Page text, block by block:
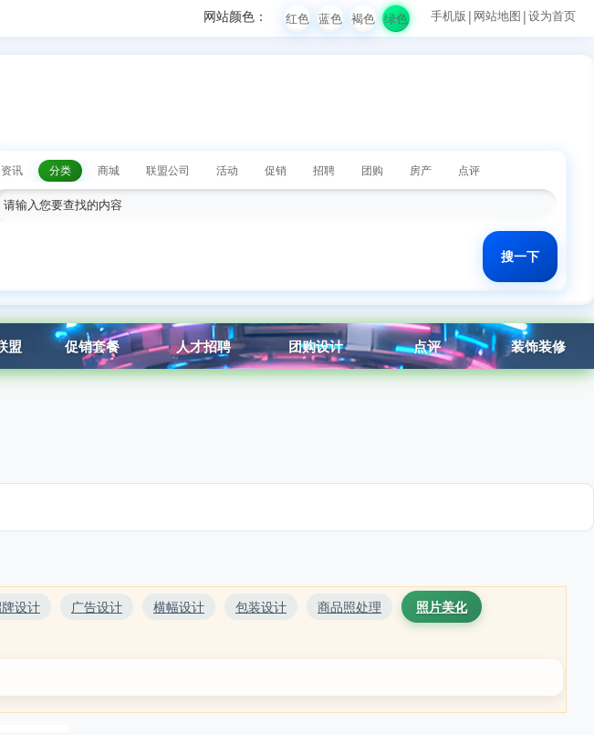
手机版 | 网站地图 |设为首页
红色 蓝色 褐色 绿色
网站颜色：
资讯
分类 商城 联盟公司 活动 促销 招聘 团购 房产 点评
盟 促销套餐 人才招聘 团购设计 点评 装饰装修
设计 广告设计 横幅设计 包装设计 商品照处理
照片美化